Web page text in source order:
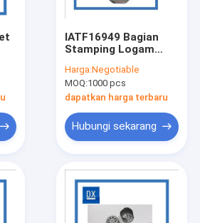
IATF16949 Bagian
Stamping Logam
Harga:Negotiable
MOQ:1000 pcs
dapatkan harga terbaru
Hubungi sekarang